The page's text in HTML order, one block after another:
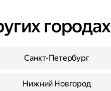
городах
Санкт-Петербург
Нижний Новгород